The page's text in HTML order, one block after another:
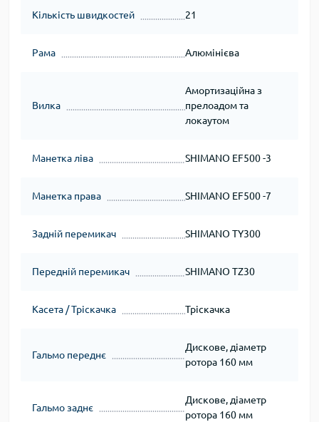
Кількість швидкостей 21
Рама Алюмінієва
Вилка
Амортизаційна з
прелоадом та
локаутом
Манетка ліва SHIMANO EF500 -3
Манетка права SHIMANO EF500 -7
Задній перемикач SHIMANO TY300
Передній перемикач SHIMANO TZ30
Касета / Тріскачка Тріскачка
Гальмо переднє
Дискове, діаметр
ротора 160 мм
Гальмо заднє
Дискове, діаметр
ротора 160 мм